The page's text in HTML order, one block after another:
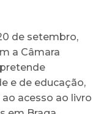
de setembro,
a Câmara
e de educação,
acesso ao livro